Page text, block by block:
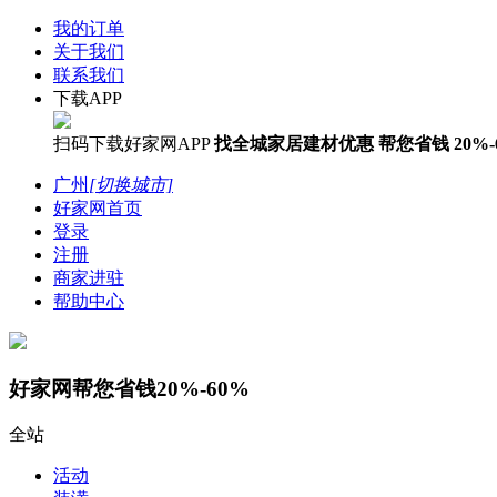
我的订单
关于我们
联系我们
下载APP
扫码下载好家网APP 找全城家居建材优惠 帮您省钱
广州 [切换城市]
好家网首页
登录
注册
商家进驻
帮助中心
好家网帮您省钱20%-60%
全站
活动